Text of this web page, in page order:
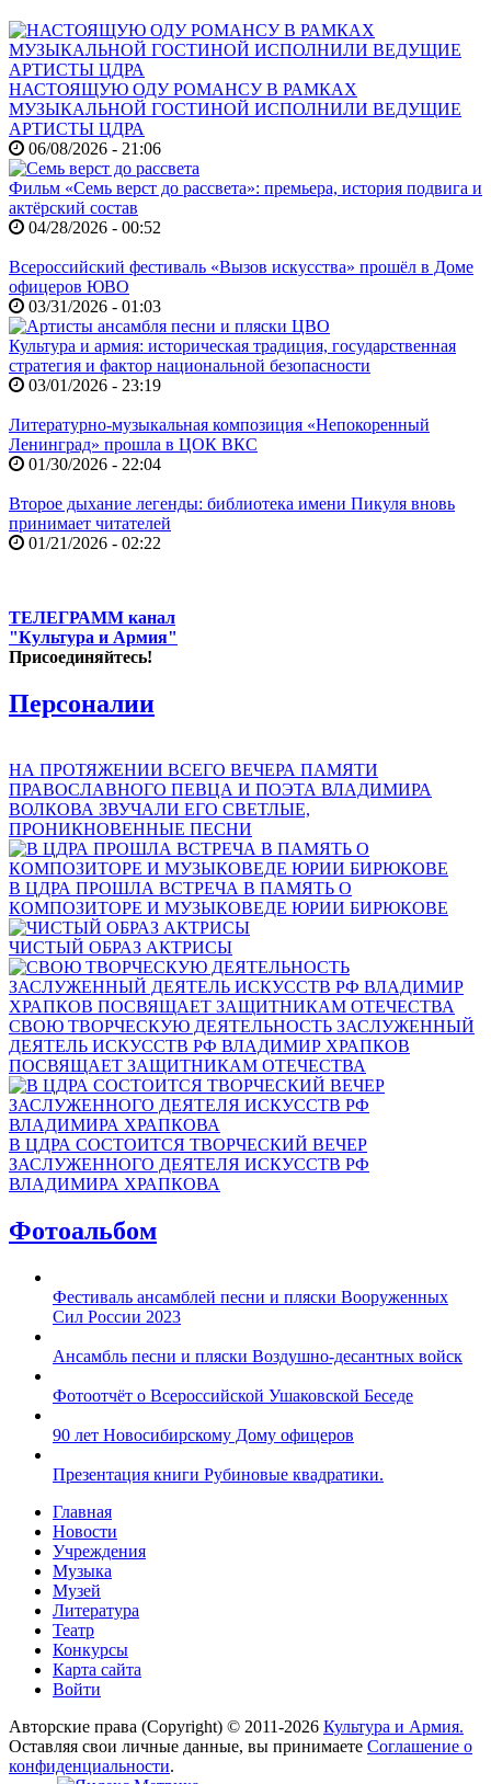
НАСТОЯЩУЮ ОДУ РОМАНСУ В РАМКАХ
МУЗЫКАЛЬНОЙ ГОСТИНОЙ ИСПОЛНИЛИ ВЕДУЩИЕ
АРТИСТЫ ЦДРА
06/08/2026 - 21:06
Фильм «Семь верст до рассвета»: премьера, история подвига и
актёрский состав
04/28/2026 - 00:52
Всероссийский фестиваль «Вызов искусства» прошёл в Доме
офицеров ЮВО
03/31/2026 - 01:03
Культура и армия: историческая традиция, государственная
стратегия и фактор национальной безопасности
03/01/2026 - 23:19
Литературно-музыкальная композиция «Непокоренный
Ленинград» прошла в ЦОК ВКС
01/30/2026 - 22:04
Второе дыхание легенды: библиотека имени Пикуля вновь
принимает читателей
01/21/2026 - 02:22
ТЕЛЕГРАММ канал
"Культура и Армия"
Присоединяйтесь!
Персоналии
НА ПРОТЯЖЕНИИ ВСЕГО ВЕЧЕРА ПАМЯТИ
ПРАВОСЛАВНОГО ПЕВЦА И ПОЭТА ВЛАДИМИРА
ВОЛКОВА ЗВУЧАЛИ ЕГО СВЕТЛЫЕ,
ПРОНИКНОВЕННЫЕ ПЕСНИ
В ЦДРА ПРОШЛА ВСТРЕЧА В ПАМЯТЬ О
КОМПОЗИТОРЕ И МУЗЫКОВЕДЕ ЮРИИ БИРЮКОВЕ
ЧИСТЫЙ ОБРАЗ АКТРИСЫ
СВОЮ ТВОРЧЕСКУЮ ДЕЯТЕЛЬНОСТЬ ЗАСЛУЖЕННЫЙ
ДЕЯТЕЛЬ ИСКУССТВ РФ ВЛАДИМИР ХРАПКОВ
ПОСВЯЩАЕТ ЗАЩИТНИКАМ ОТЕЧЕСТВА
В ЦДРА СОСТОИТСЯ ТВОРЧЕСКИЙ ВЕЧЕР
ЗАСЛУЖЕННОГО ДЕЯТЕЛЯ ИСКУССТВ РФ
ВЛАДИМИРА ХРАПКОВА
Фотоальбом
Фестиваль ансамблей песни и пляски Вооруженных
Сил России 2023
Ансамбль песни и пляски Воздушно-десантных войск
Фотоотчёт о Всероссийской Ушаковской Беседе
90 лет Новосибирскому Дому офицеров
Презентация книги Рубиновые квадратики.
Главная
Новости
Учреждения
Музыка
Музей
Литература
Театр
Конкурсы
Карта сайта
Войти
Авторские права (Copyright) © 2011-2026 Культура и Армия.
Оставляя свои личные данные, вы принимаете Соглашение о
конфиденциальности.